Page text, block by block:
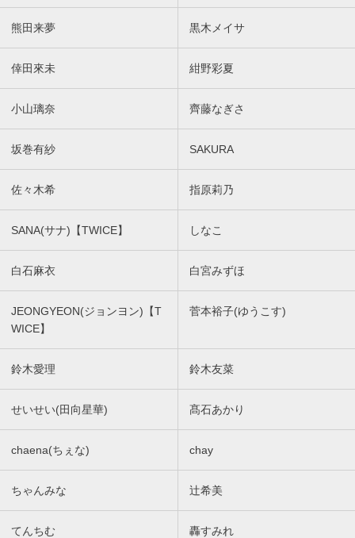
熊田来夢 黒木メイサ
倖田來未 紺野彩夏
小山璃奈 齊藤なぎさ
坂巻有紗 SAKURA
佐々木希 指原莉乃
SANA(サナ)【TWICE】 しなこ
白石麻衣 白宮みずほ
JEONGYEON(ジョンヨン)【T
WICE】
菅本裕子(ゆうこす)
鈴木愛理 鈴木友菜
せいせい(田向星華) 髙石あかり
chaena(ちぇな) chay
ちゃんみな 辻希美
てんちむ 轟すみれ